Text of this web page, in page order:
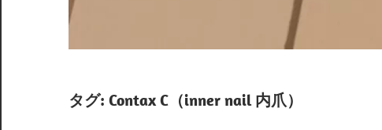
タグ: Contax C（inner nail 内爪）